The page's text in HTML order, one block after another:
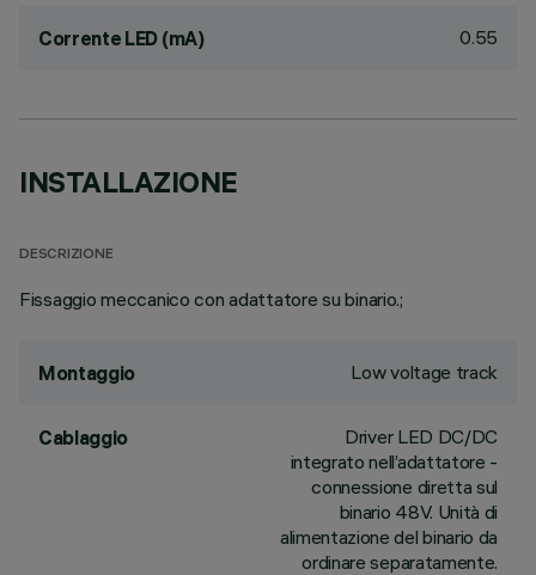
Corrente LED (mA) 0.55
INSTALLAZIONE
DESCRIZIONE
Fissaggio meccanico con adattatore su binario.;
Montaggio Low voltage track
Cablaggio
Driver LED DC/DC
integrato nell’adattatore -
connessione diretta sul
binario 48V. Unità di
alimentazione del binario da
ordinare separatamente.